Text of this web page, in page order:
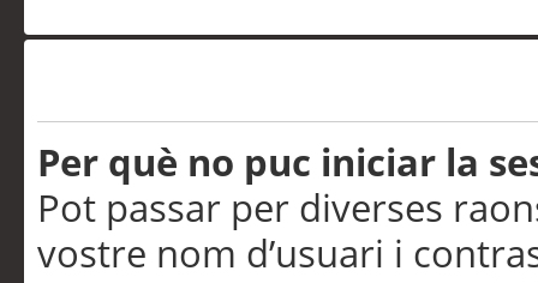
Per què no puc iniciar la
Pot passar per diverses
vostre nom d’usuari i